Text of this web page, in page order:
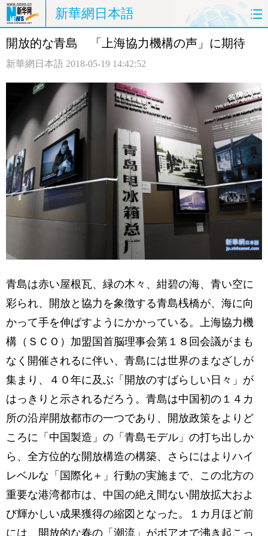
新華網日本語
ホームページ 政治 経済
観光 評論 写真
中日対訳
開放的な青島 「上海協力機構の声」に期待
新華網日本語 2018-05-19 14:42:52
青島は赤い屋根瓦、緑の木々、紺碧の海、青い空に
彩られ、開放と協力を象徴する青島桟橋が、海に向
かって手を伸ばすようにかかっている。上海協力機
構（ＳＣＯ）加盟国首脳理事会第１８回会議がまも
なく開催されるに伴い、青島には世界のまなざしが
集まり、４０年に及ぶ「開放のすばらしい日々」が
はっきりと示されるだろう。青島は中国初の１４カ
所の沿岸開放都市の一つであり、開放政策をよりど
ころに「中国製造」の「青島モデル」の打ち出しか
ら、全方位的な開放構造の構築、さらにはよりハイ
レベルな「国際化＋」行動の実施まで、この北方の
重要な港湾都市は、中国の絶え間ない開放拡大およ
び輝かしい成果獲得の縮図となった。１カ月ほど前
には、開放的な春の「潮流」がボアオで沸き起こっ